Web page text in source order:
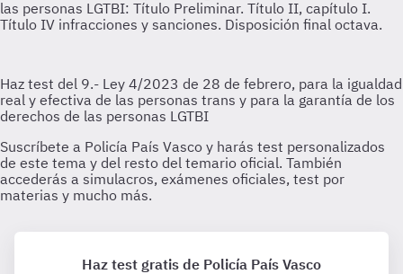
Haz test gratis de Policía País Vasco